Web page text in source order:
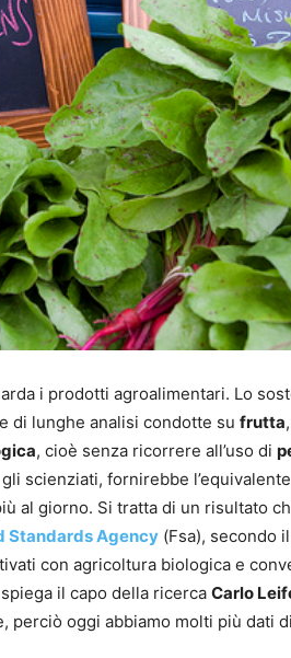
i prodotti agroalimentari. Lo
di lunghe analisi condotte su frutta,
, cioè senza ricorrere all’uso di
scienziati, fornirebbe
al giorno. Si tratta di un risultato
Standards Agency (Fsa), secondo
con agricoltura biologica e
spiega il capo della ricerca Carlo
perciò oggi abbiamo molti più dati